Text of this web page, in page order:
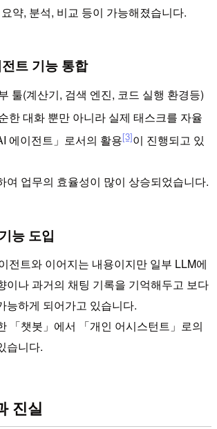
약, 분석, 비교 등이 가능해졌습니다.
트 기능 통합
툴(계산기, 검색 엔진, 코드 실행 환경등)
한 대화 뿐만 아니라 실제 태스크를 자율
에이전트」로서의 활용[3]이 진행되고 있
여 업무의 효율성이 많이 상승되었습니다.
능 도입
전트와 이어지는 내용이지만 일부 LLM에
이나 과거의 채팅 기록을 기억해두고 보다
능하게 되어가고 있습니다.
「챗봇」에서 「개인 어시스턴트」로의
습니다.
진실